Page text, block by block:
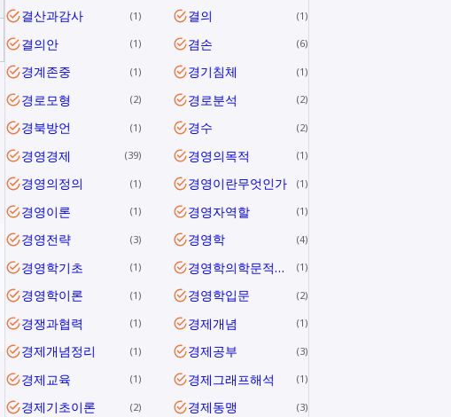
결산과감사 1 결의 1
결의안 1 겸손 6
경계존중 1 경기침체 1
경로모형 2 경로분석 2
경북방언 1 경수 2
경영경제 39 경영의목적 1
경영의정의 1 경영이란무엇인가 1
경영이론 1 경영자역할 1
경영전략 3 경영학 4
경영학기초 1 경영학의학문적특성 1
경영학이론 1 경영학입문 2
경쟁과협력 1 경제개념 1
경제개념정리 1 경제공부 3
경제교육 1 경제그래프해석 1
경제기초이론 2 경제동맹 3